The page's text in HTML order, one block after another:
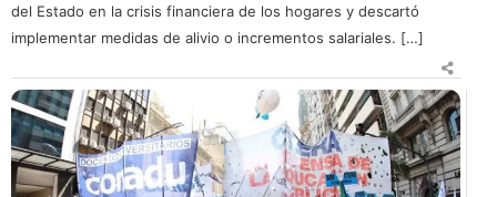
del Estado en la crisis financiera de los hogares y descartó
implementar medidas de alivio o incrementos salariales. […]